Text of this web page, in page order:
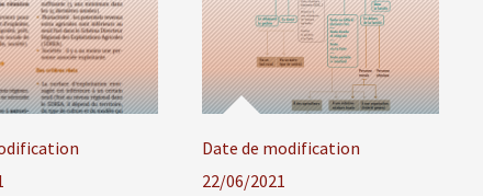
Date de modification
22/06/2021